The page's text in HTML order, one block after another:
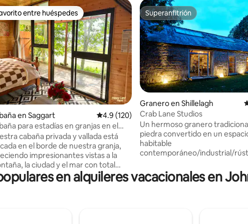
5.0 de 5, 29 reseñas
entre huéspedes
entre huéspedes
en Saggart Calificación promedio: 4.9 de 5, 120 reseñas
4.9 (120)
para estadías en granjas en el
animales y naturaleza
cabaña privada y vallada está
en el borde de nuestra granja,
impresionantes vistas a la
la ciudad y el mar con total
Tiene ducha de agua caliente,
agua filtrada, hervidor de agua,
Superanfitrión
Superanfitrión
Granero en Shillelagh
Crab Lane Studios
Un hermoso granero
piedra convertido en un
habitable
contemporáneo/industrial/
estribaciones de las montañas
Wicklow, en el Wicklow Way,
en alquileres vacacionales en